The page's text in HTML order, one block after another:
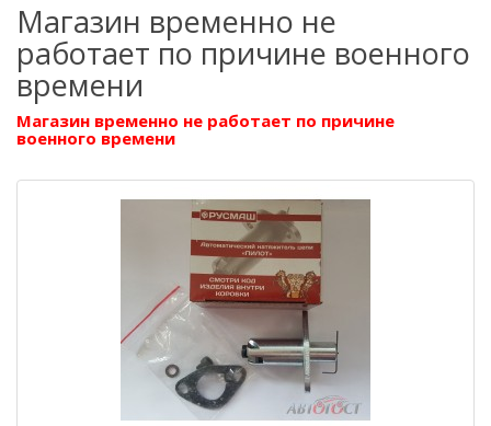
Магазин временно не
работает по причине военного
времени
Магазин временно не работает по причине
военного времени